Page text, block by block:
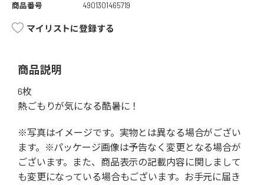
商品番号
4901301465719
マイリストに登録する
商品説明
6枚
熱ごもりが気になる酷暑に！
※写真はイメージです。実物とは異なる場合がござい
ます。※パッケージ画像は予告なく変更となる場合が
ございます。また、商品表示の記載内容に関しまして
も変更になっている場合もございます。お手元に届き